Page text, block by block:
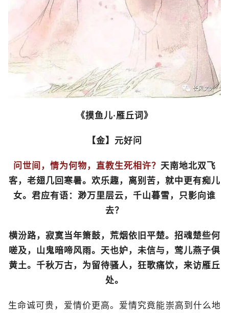
《摸鱼儿·雁丘词》
【金】元好问
问世间，情为何物，直教生死相许？ 天南地北双飞
客，老翅几回寒暑。欢乐趣，离别苦，就中更有痴儿
女。君应有语：渺万里层云，千山暮雪，只影向谁
去？
横汾路，寂寞当年箫鼓，荒烟依旧平楚。招魂楚些何
嗟及，山鬼暗啼风雨。天也妒，未信与，莺儿燕子俱
黄土。千秋万古，为留待骚人，狂歌痛饮，来访雁丘
处。
生命诚可贵，爱情价更高。爱情究竟能崇高到什么地